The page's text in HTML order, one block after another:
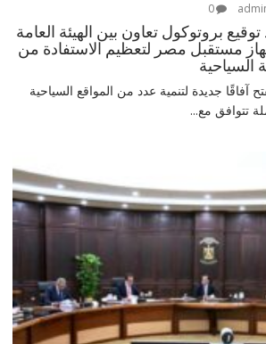
0
بروتوكول تعاون بين الهيئة العامة
مستقبل مصر لتعظيم الاستفادة من
السياحية
آفاقًا جديدة لتنمية عدد من المواقع السياحية
تتوافق مع...